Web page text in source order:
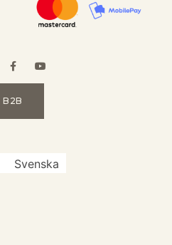
B2B
Svenska